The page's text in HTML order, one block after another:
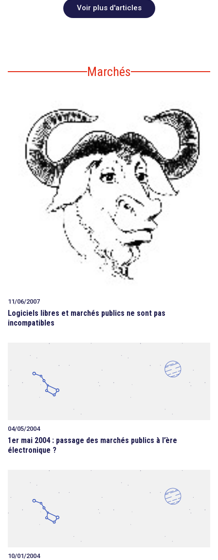
Voir plus d'articles
Marchés
11/06/2007
Logiciels libres et marchés publics ne sont pas
incompatibles
04/05/2004
1er mai 2004 : passage des marchés publics à l’ère
électronique ?
10/01/2004